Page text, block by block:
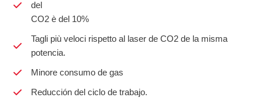
del
CO2 è del 10%
Tagli più veloci rispetto al laser de CO2 de la misma
potencia.
Minore consumo de gas
Reducción del ciclo de trabajo.